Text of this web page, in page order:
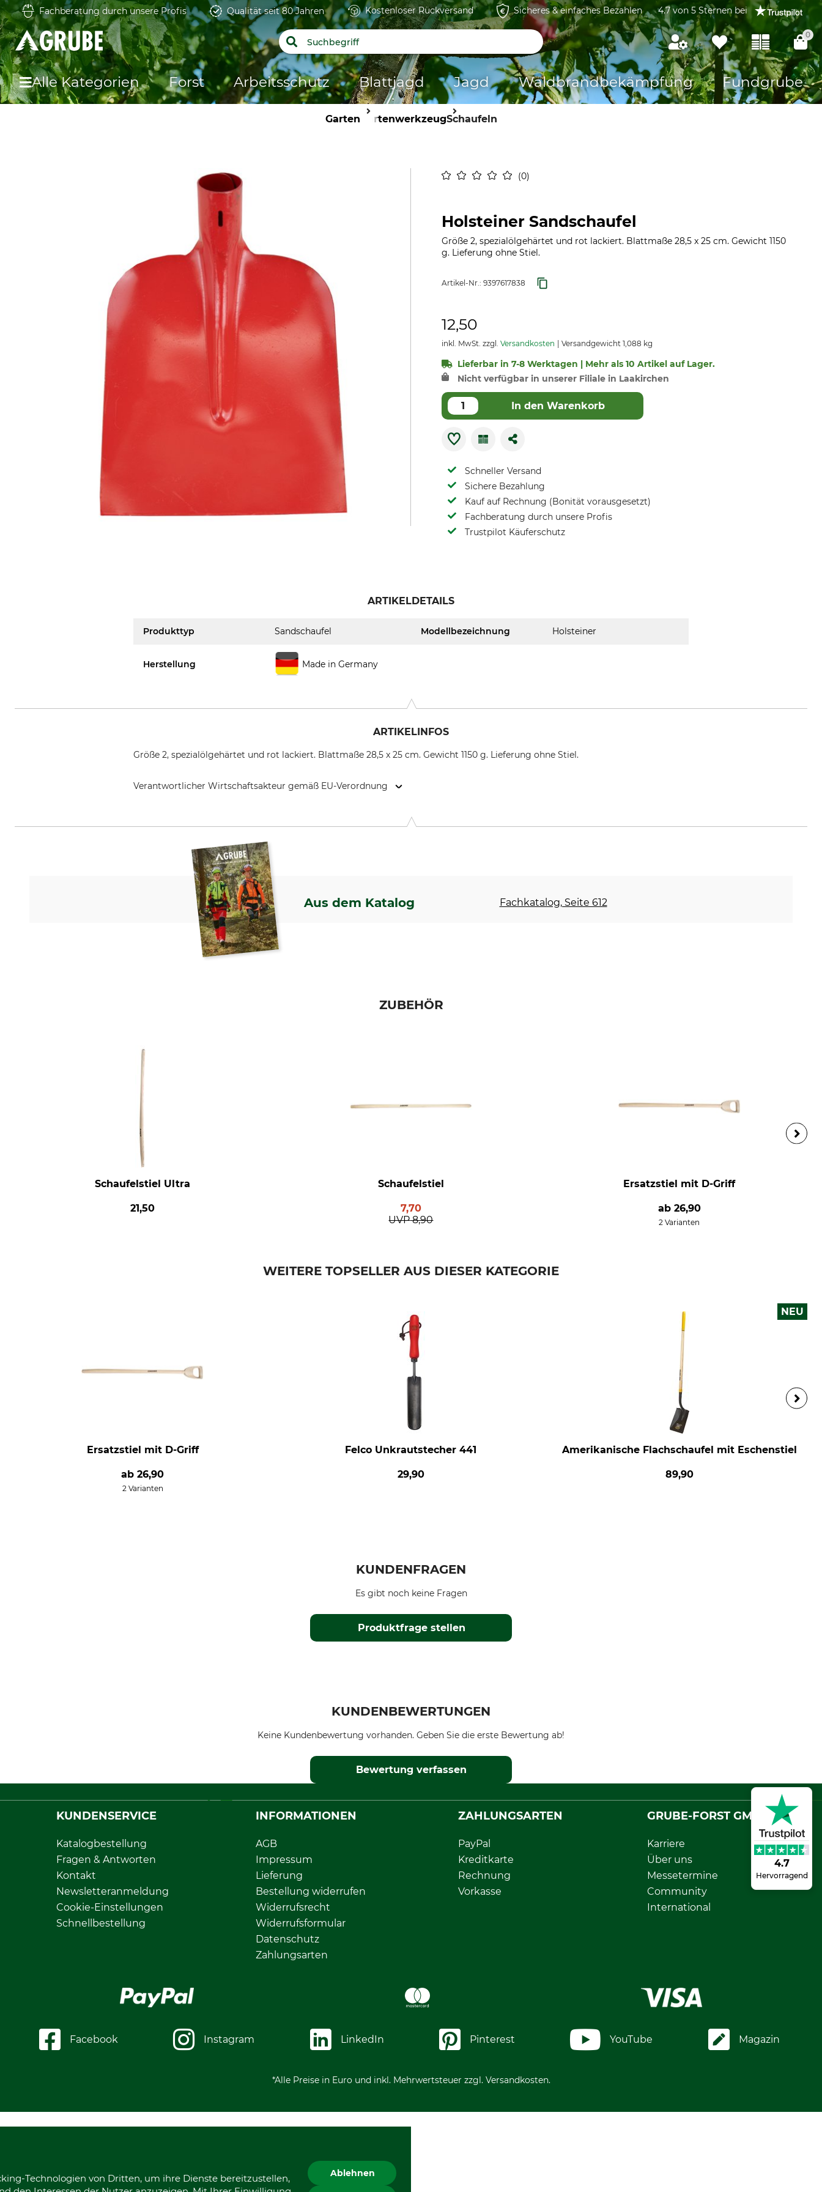
4.7
Hervorragend
Fachberatung durch unsere Profis Qualität seit 80 Jahren Kostenloser Rückversand Sicheres & einfaches Bezahlen 4.7 von 5 Sternen bei
0
Alle Kategorien Forst Arbeitsschutz Blattjagd Jagd Waldbrandbekämpfung Fundgrube
Garten GartenwerkzeugSchaufeln
0
Holsteiner Sandschaufel
Größe 2, spezialölgehärtet und rot lackiert. Blattmaße 28,5 x 25 cm. Gewicht 1150
g. Lieferung ohne Stiel.
Artikel-Nr.: 9397617838
12,50
inkl. MwSt. zzgl. Versandkosten Versandgewicht 1,088 kg
Lieferbar in 7-8 Werktagen | Mehr als 10 Artikel auf Lager.
Nicht verfügbar in unserer Filiale in Laakirchen
In den Warenkorb
Schneller Versand
Sichere Bezahlung
Kauf auf Rechnung (Bonität vorausgesetzt)
Fachberatung durch unsere Profis
Trustpilot Käuferschutz
ARTIKELDETAILS
Produkttyp Sandschaufel Modellbezeichnung Holsteiner
Herstellung Made in Germany
ARTIKELINFOS
Größe 2, spezialölgehärtet und rot lackiert. Blattmaße 28,5 x 25 cm. Gewicht 1150 g. Lieferung ohne Stiel.
Verantwortlicher Wirtschaftsakteur gemäß EU-Verordnung
Aus dem Katalog Fachkatalog, Seite 612
ZUBEHÖR
Schaufelstiel Ultra
21,50
Schaufelstiel
7,70
UVP 8,90
Ersatzstiel mit D-Griff
ab 26,90
2 Varianten
WEITERE TOPSELLER AUS DIESER KATEGORIE
Ersatzstiel mit D-Griff
ab26,90
2 Varianten
Felco Unkrautstecher 441
29,90
NEU
Amerikanische Flachschaufel mit Eschenstiel
89,90
KUNDENFRAGEN
Produktfrage stellen
Es gibt noch keine Fragen
KUNDENBEWERTUNGEN
Keine Kundenbewertung vorhanden. Geben Sie die erste Bewertung ab!
Bewertung verfassen
KUNDENSERVICE
Katalogbestellung
Fragen & Antworten
Kontakt
Newsletteranmeldung
Cookie-Einstellungen
Schnellbestellung
INFORMATIONEN
AGB
Impressum
Lieferung
Bestellung widerrufen
Widerrufsrecht
Widerrufsformular
Datenschutz
Zahlungsarten
ZAHLUNGSARTEN
PayPal
Kreditkarte
Rechnung
Vorkasse
GRUBE-FORST GMBH
Karriere
Über uns
Messetermine
Community
International
Facebook Instagram LinkedIn Pinterest YouTube Magazin
*Alle Preise in Euro und inkl. Mehrwertsteuer zzgl. Versandkosten.
Technologien von Dritten, um ihre Dienste bereitzustellen,
Ablehnen